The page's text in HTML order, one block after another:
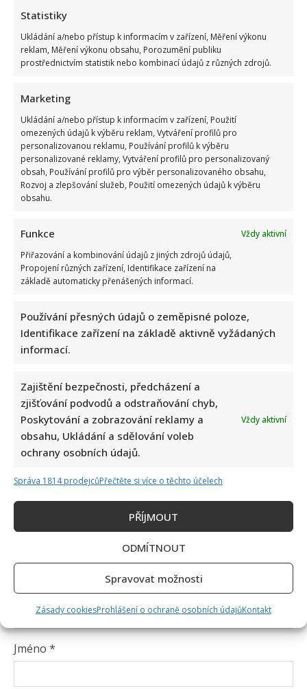
Statistiky
Ukládání a/nebo přístup k informacím v zařízení, Měření výkonu
reklam, Měření výkonu obsahu, Porozumění publiku
prostřednictvím statistik nebo kombinací údajů z různých zdrojů.
Marketing
Ukládání a/nebo přístup k informacím v zařízení, Použití
omezených údajů k výběru reklam, Vytváření profilů pro
personalizovanou reklamu, Používání profilů k výběru
personalizované reklamy, Vytváření profilů pro personalizovaný
obsah, Používání profilů pro výběr personalizovaného obsahu,
Rozvoj a zlepšování služeb, Použití omezených údajů k výběru
obsahu.
Funkce
Vždy aktivní
Přiřazování a kombinování údajů z jiných zdrojů údajů,
Propojení různých zařízení, Identifikace zařízení na
základě automaticky přenášených informací.
Používání přesných údajů o zeměpisné poloze,
Identifikace zařízení na základě aktivně vyžádaných
informací.
Zajištění bezpečnosti, předcházení a
zjišťování podvodů a odstraňování chyb,
Poskytování a zobrazování reklamy a
obsahu, Ukládání a sdělování voleb
ochrany osobních údajů.
Vždy aktivní
Správa 1814 prodejcůPřečtěte si více o těchto účelech
PŘÍJMOUT
ODMÍTNOUT
Spravovat možnosti
Zásady cookiesProhlášení o ochraně osobních údajůKontakt
Napsat komentář
Vaše e-mailová adresa nebude zveřejněna.
Vyžadované informace jsou označeny
Komentář*
Jméno *